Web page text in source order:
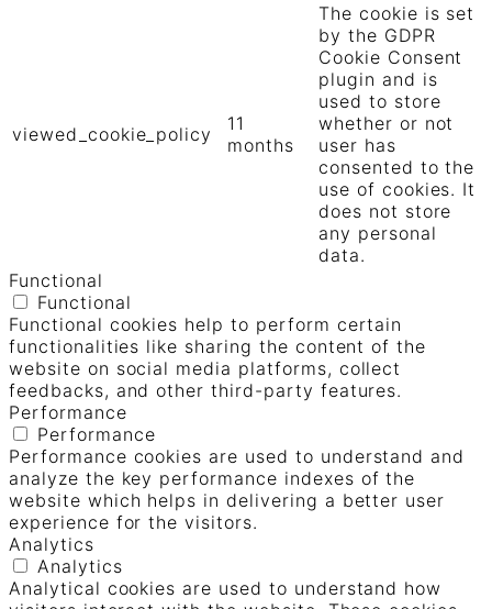
viewed_cookie_policy
11
months
The cookie is set
by the GDPR
Cookie Consent
plugin and is
used to store
whether or not
user has
consented to the
use of cookies. It
does not store
any personal
data.
Functional
Functional
Functional cookies help to perform certain
functionalities like sharing the content of the
website on social media platforms, collect
feedbacks, and other third-party features.
Performance
Performance
Performance cookies are used to understand and
analyze the key performance indexes of the
website which helps in delivering a better user
experience for the visitors.
Analytics
Analytics
Analytical cookies are used to understand how